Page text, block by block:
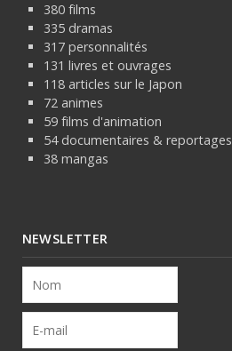
380 films
335 dramas
317 personnalités
131 livres et ouvrages
118 articles sur le Japon
72 animes
59 films d'animation
54 documentaires & reportages
38 mangas
NEWSLETTER